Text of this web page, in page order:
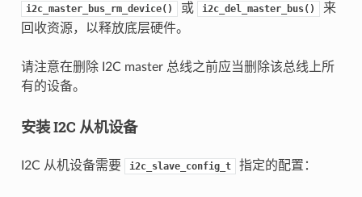
i2c_master_bus_rm_device() 或 i2c_del_master_bus()
来
回收资源，以释放底层硬件。
请注意在删除 I2C master 总线之前应当删除该总线上所
有的设备。
安装 I2C 从机设备
I2C 从机设备需要 i2c_slave_config_t 指定的配置：